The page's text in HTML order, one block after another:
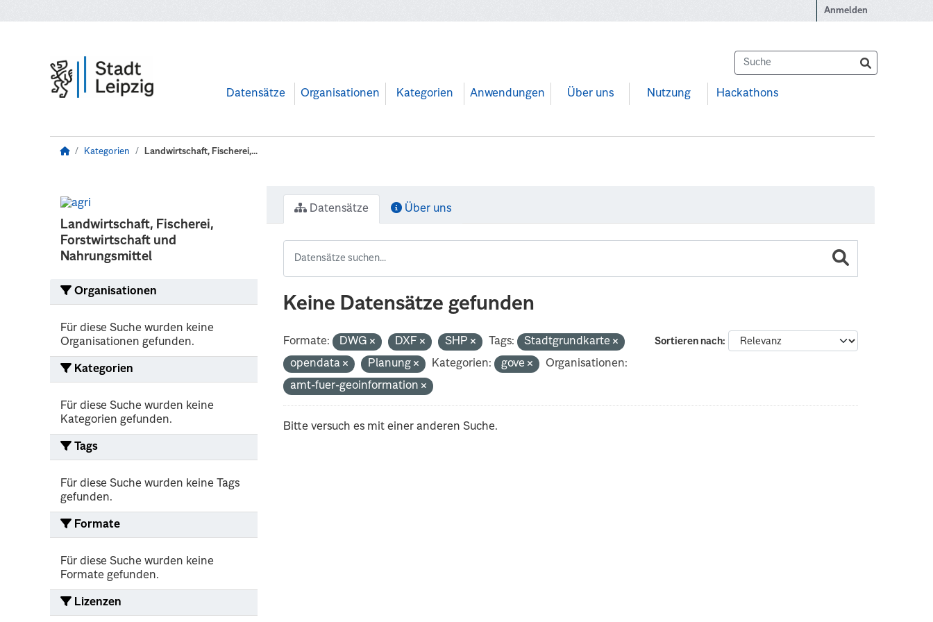
Anmelden
Datensätze Organisationen Kategorien Anwendungen Über uns Nutzung Hackathons
Kategorien Landwirtschaft, Fischerei,...
Landwirtschaft, Fischerei,
Forstwirtschaft und
Nahrungsmittel
Organisationen
Für diese Suche wurden keine
Organisationen gefunden.
Kategorien
Für diese Suche wurden keine
Kategorien gefunden.
Tags
Für diese Suche wurden keine Tags
gefunden.
Formate
Für diese Suche wurden keine
Formate gefunden.
Lizenzen
Datensätze Über uns
Keine Datensätze gefunden
Sortieren nach
Formate: DWG DXF SHP Tags:
Stadtgrundkarte
opendata
Planung Kategorien: gove
Organisationen:
amt-fuer-geoinformation
Bitte versuch es mit einer anderen Suche.